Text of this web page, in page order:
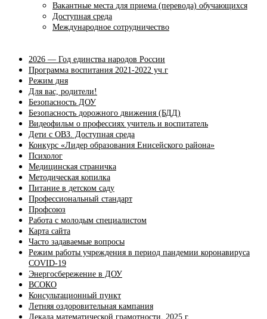
Вакантные места для приема (перевода) обучающихся
Доступная среда
Международное сотрудничество
2026 — Год единства народов России
Программа воспитания 2021-2022 уч.г
Режим дня
Для вас, родители!
Безопасность ДОУ
Безопасность дорожного движения (БДД)
Видеофильм о профессиях учитель и воспитатель
Дети с ОВЗ. Доступная среда
Конкурс «Лидер образования Енисейского района»
Психолог
Медицинская страничка
Методическая копилка
Питание в детском саду
Профессиональный стандарт
Профсоюз
Работа с молодым специалистом
Карта сайта
Часто задаваемые вопросы
Режим работы учреждения в период пандемии коронавируса
COVID-19
Энергосбережение в ДОУ
ВСОКО
Консультационный пункт
Летняя оздоровительная кампания
Декада математической грамотности, 2025 г.